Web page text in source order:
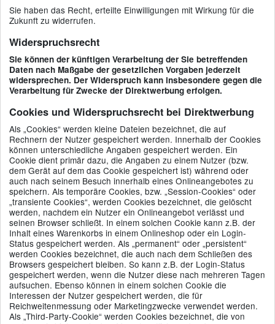
Sie haben das Recht, erteilte Einwilligungen mit Wirkung für die
Zukunft zu widerrufen.
Widerspruchsrecht
Sie können der künftigen Verarbeitung der Sie betreffenden
Daten nach Maßgabe der gesetzlichen Vorgaben jederzeit
widersprechen. Der Widerspruch kann insbesondere gegen die
Verarbeitung für Zwecke der Direktwerbung erfolgen.
Cookies und Widerspruchsrecht bei Direktwerbung
Als „Cookies“ werden kleine Dateien bezeichnet, die auf
Rechnern der Nutzer gespeichert werden. Innerhalb der Cookies
können unterschiedliche Angaben gespeichert werden. Ein
Cookie dient primär dazu, die Angaben zu einem Nutzer (bzw.
dem Gerät auf dem das Cookie gespeichert ist) während oder
auch nach seinem Besuch innerhalb eines Onlineangebotes zu
speichern. Als temporäre Cookies, bzw. „Session-Cookies“ oder
„transiente Cookies“, werden Cookies bezeichnet, die gelöscht
werden, nachdem ein Nutzer ein Onlineangebot verlässt und
seinen Browser schließt. In einem solchen Cookie kann z.B. der
Inhalt eines Warenkorbs in einem Onlineshop oder ein Login-
Status gespeichert werden. Als „permanent“ oder „persistent“
werden Cookies bezeichnet, die auch nach dem Schließen des
Browsers gespeichert bleiben. So kann z.B. der Login-Status
gespeichert werden, wenn die Nutzer diese nach mehreren Tagen
aufsuchen. Ebenso können in einem solchen Cookie die
Interessen der Nutzer gespeichert werden, die für
Reichweitenmessung oder Marketingzwecke verwendet werden.
Als „Third-Party-Cookie“ werden Cookies bezeichnet, die von